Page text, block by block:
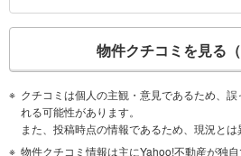
物件クチコミを見る
クチコミは個人の主観・意見であるため、
れる可能性があります。
また、投稿時点の情報であるため、現況とは
物件クチコミ情報は主にYahoo!不動産が独